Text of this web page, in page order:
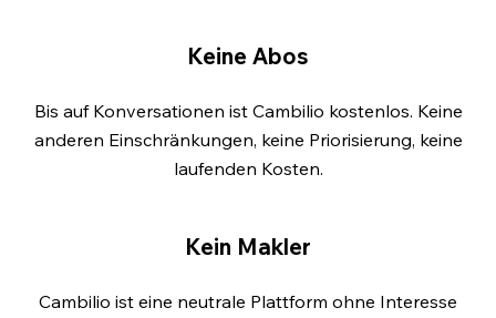
Keine Abos
Bis auf Konversationen ist Cambilio kostenlos. Keine
anderen Einschränkungen, keine Priorisierung, keine
laufenden Kosten.
Kein Makler
Cambilio ist eine neutrale Plattform ohne Interesse